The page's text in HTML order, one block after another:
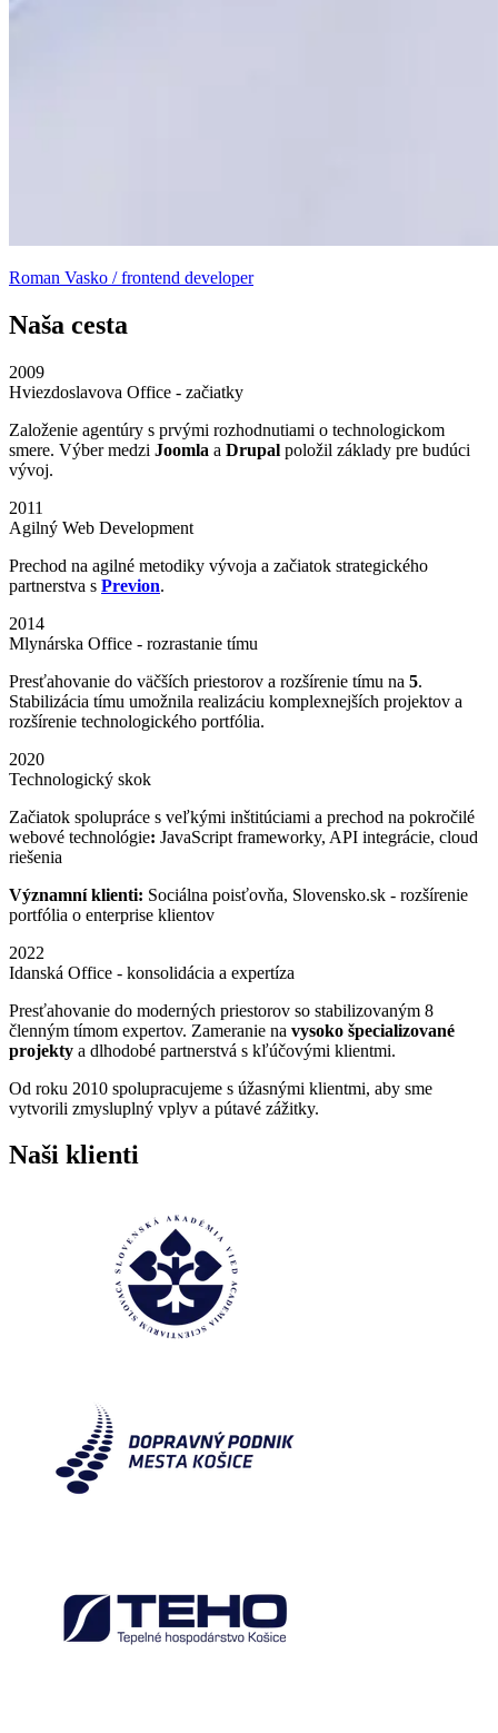
Roman Vasko / frontend developer
Naša cesta
2009
Hviezdoslavova Office - začiatky
Založenie agentúry s prvými rozhodnutiami o technologickom
smere. Výber medzi Joomla a Drupal položil základy pre budúci
vývoj.
2011
Agilný Web Development
Prechod na agilné metodiky vývoja a začiatok strategického
partnerstva s Previon.
2014
Mlynárska Office - rozrastanie tímu
Presťahovanie do väčších priestorov a rozšírenie tímu na 5.
Stabilizácia tímu umožnila realizáciu komplexnejších projektov a
rozšírenie technologického portfólia.
2020
Technologický skok
Začiatok spolupráce s veľkými inštitúciami a prechod na pokročilé
webové technológie: JavaScript frameworky, API integrácie, cloud
riešenia
Významní klienti: Sociálna poisťovňa, Slovensko.sk - rozšírenie
portfólia o enterprise klientov
2022
Idanská Office - konsolidácia a expertíza
Presťahovanie do moderných priestorov so stabilizovaným 8
členným tímom expertov. Zameranie na vysoko špecializované
projekty a dlhodobé partnerstvá s kľúčovými klientmi.
Od roku 2010 spolupracujeme s úžasnými klientmi, aby sme
vytvorili zmysluplný vplyv a pútavé zážitky.
Naši klienti